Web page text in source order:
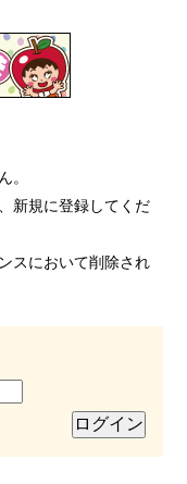
。
新規に登録してくだ
スにおいて削除され